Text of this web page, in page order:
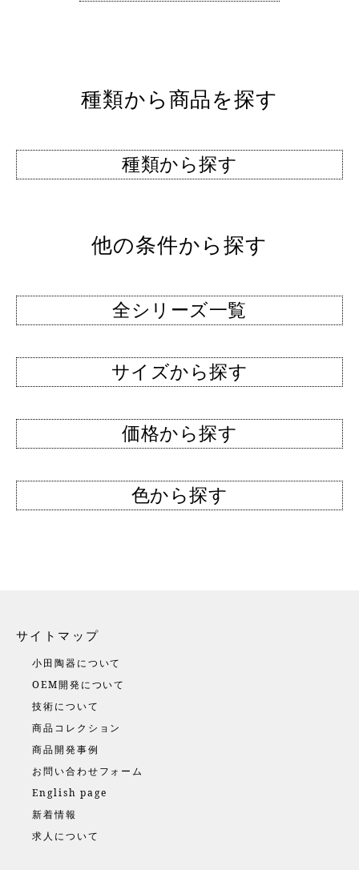
種類から商品を探す
種類から探す
他の条件から探す
全シリーズ一覧
サイズから探す
価格から探す
色から探す
サイトマップ
小田陶器について
OEM開発について
技術について
商品コレクション
商品開発事例
お問い合わせフォーム
English page
新着情報
求人について